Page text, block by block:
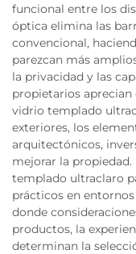
funcional entre los
óptica elimina las
convencional,
parezcan más
la privacidad y las
propietarios
vidrio templado
exteriores, los
arquitectónicos,
mejorar la
templado ultraclaro
prácticos en
donde
productos, la
determinan la